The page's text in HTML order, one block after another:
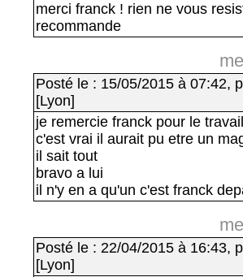
merci franck ! rien ne vous
recommande
Posté le : 15/05/2015 à 07:42,
[Lyon]
je remercie franck pour le
c'est vrai il aurait pu etre un
il sait tout
bravo a lui
il n'y en a qu'un c'est franck
Posté le : 22/04/2015 à 16:43,
[Lyon]